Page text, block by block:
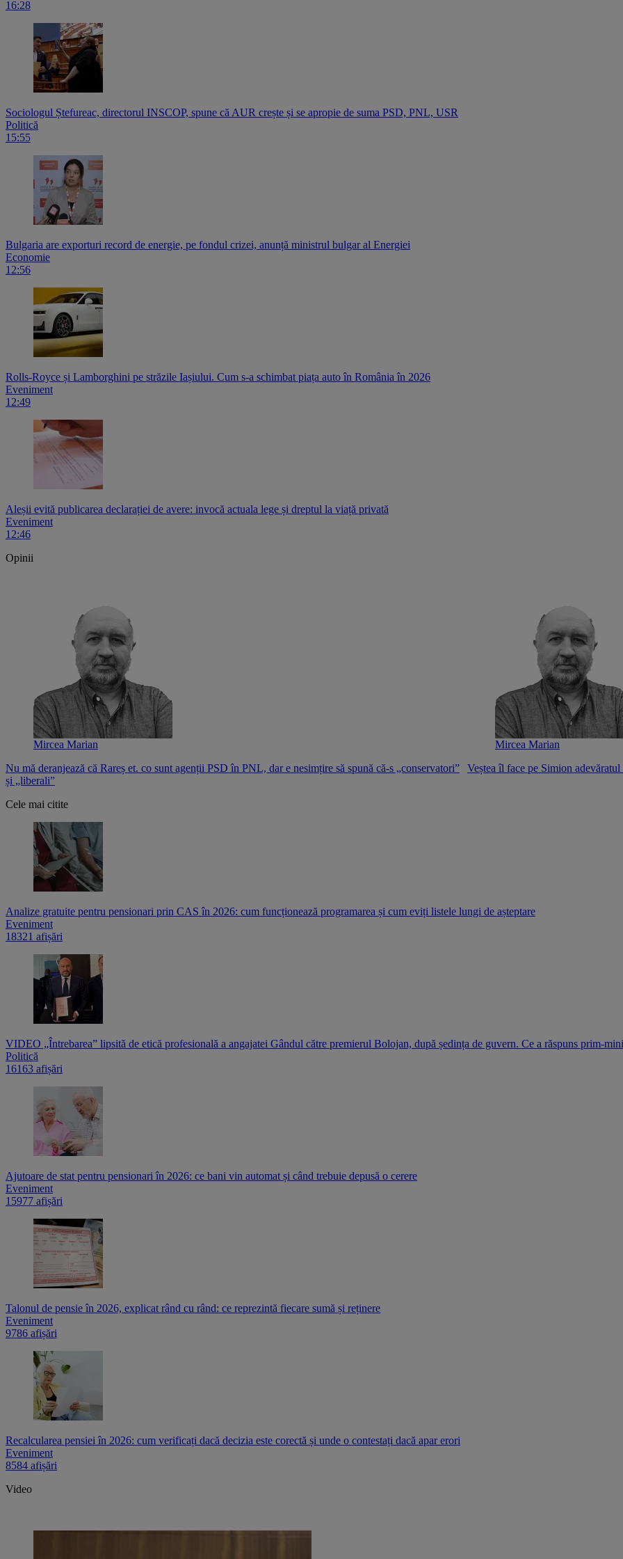
16:28
Sociologul Ștefureac, directorul INSCOP, spune că AUR crește și se apropie de suma PSD, PNL, USR
Politică
15:55
Bulgaria are exporturi record de energie, pe fondul crizei, anunță ministrul bulgar al Energiei
Economie
12:56
Rolls-Royce și Lamborghini pe străzile Iașiului. Cum s-a schimbat piața auto în România în 2026
Eveniment
12:49
Aleșii evită publicarea declarației de avere: invocă actuala lege și dreptul la viață privată
Eveniment
12:46
Opinii
Mircea Marian
Nu mă deranjează că Rareș et. co sunt agenții PSD în PNL, dar e nesimțire să spună că-s „conservatori”
și „liberali”
Mircea Marian
Veștea îl face pe Simion
Cele mai citite
Analize gratuite pentru pensionari prin CAS în 2026: cum funcționează programarea și cum eviți listele lungi de așteptare
Eveniment
18321 afișări
VIDEO „Întrebarea” lipsită de etică profesională a angajatei Gândul către premierul Bolojan, după ședința de guvern. Ce a răspuns prim-
Politică
16163 afișări
Ajutoare de stat pentru pensionari în 2026: ce bani vin automat și când trebuie depusă o cerere
Eveniment
15977 afișări
Talonul de pensie în 2026, explicat rând cu rând: ce reprezintă fiecare sumă și reținere
Eveniment
9786 afișări
Recalcularea pensiei în 2026: cum verificați dacă decizia este corectă și unde o contestați dacă apar erori
Eveniment
8584 afișări
Video